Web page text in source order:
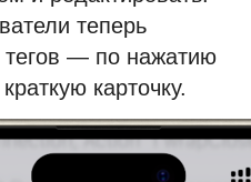
теперь
— по нажатию
карточку.